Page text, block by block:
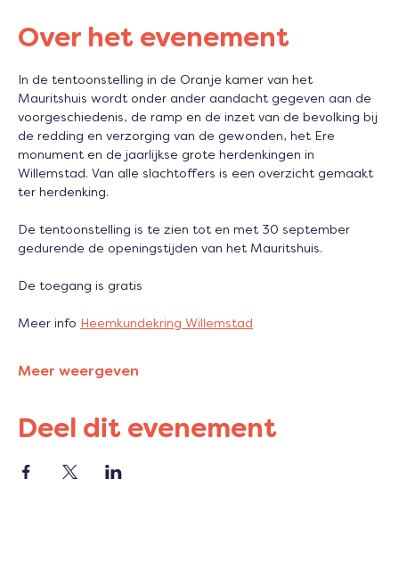
Over het evenement
In de tentoonstelling in de Oranje kamer van het
Mauritshuis wordt onder ander aandacht gegeven aan de
voorgeschiedenis, de ramp en de inzet van de bevolking bij
de redding en verzorging van de gewonden, het Ere
monument en de jaarlijkse grote herdenkingen in
Willemstad. Van alle slachtoffers is een overzicht gemaakt
ter herdenking.
De tentoonstelling is te zien tot en met 30 september
gedurende de openingstijden van het Mauritshuis.
De toegang is gratis
Meer info Heemkundekring Willemstad
Meer weergeven
Deel dit evenement